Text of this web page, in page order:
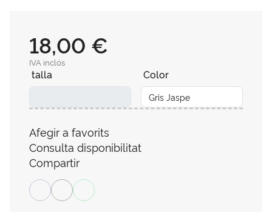
18,00 €
IVA inclós
talla Color
Afegir a favorits
Consulta disponibilitat
Compartir